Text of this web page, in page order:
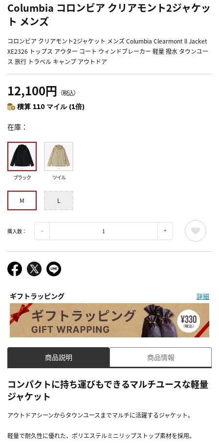
Columbia コロンビア クリアモント2ジャケッ
ト メンズ
コロンビア クリアモント2ジャケット メンズ Columbia Clearmont ll Jacket
XE2326 トップス アウター コート ウィンドブレーカー 軽量 撥水 タウンユー
ス 旅行 トラベル キャンプ アウトドア
12,100円 （税込）
積算 110 マイル (1倍)
在庫
ブラック ツイル
M L
購入数：
ギフトラッピング 詳細
商品説明 商品情報
コンパクトに持ち運びもできるマルチユースな軽量
ジャケット
アウトドアシーンからタウンユースまでマルチに活躍するジャケット。
軽量で耐久性に優れた、ポリエステルミニリップストップ素材を採用。